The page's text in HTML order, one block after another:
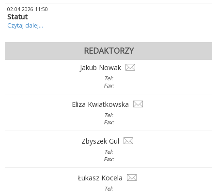
02.04.2026 11:50
Statut
Czytaj dalej...
REDAKTORZY
Jakub Nowak
Tel:
Fax:
Eliza Kwiatkowska
Tel:
Fax:
Zbyszek Gul
Tel:
Fax:
Łukasz Kocela
Tel: